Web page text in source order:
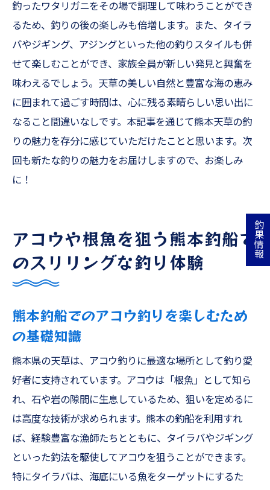
釣ったワタリガニをその場で調理して味わうことができ
るため、釣りの後の楽しみも倍増します。また、タイラ
バやジギング、アジングといった他の釣りスタイルも併
せて楽しむことができ、家族全員が新しい発見と興奮を
味わえるでしょう。天草の美しい自然と豊富な海の恵み
に囲まれて過ごす時間は、心に残る素晴らしい思い出に
なること間違いなしです。本記事を通じて熊本天草の釣
りの魅力を存分に感じていただけたことと思います。次
回も新たな釣りの魅力をお届けしますので、お楽しみ
に！
アコウや根魚を狙う熊本釣船で
のスリリングな釣り体験
熊本釣船でのアコウ釣りを楽しむため
の基礎知識
熊本県の天草は、アコウ釣りに最適な場所として釣り愛
好者に支持されています。アコウは「根魚」として知ら
れ、石や岩の隙間に生息しているため、狙いを定めるに
は高度な技術が求められます。熊本の釣船を利用すれ
ば、経験豊富な漁師たちとともに、タイラバやジギング
といった釣法を駆使してアコウを狙うことができます。
特にタイラバは、海底にいる魚をターゲットにするた
釣果情報